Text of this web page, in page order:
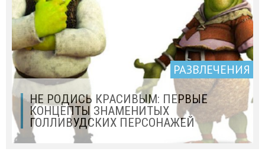
РАЗВЛЕЧЕНИЯ
НЕ РОДИСЬ КРАСИВЫМ: ПЕРВЫЕ
КОНЦЕПТЫ ЗНАМЕНИТЫХ
ГОЛЛИВУДСКИХ ПЕРСОНАЖЕЙ